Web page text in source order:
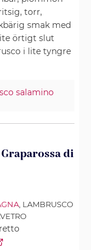
torr,
smak med
örtigt slut
i lite tyngre
salamino
di
, LAMBRUSCO